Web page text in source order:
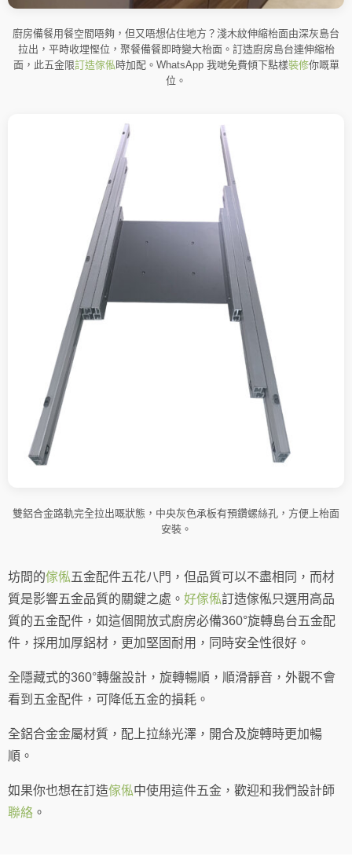
廚房備餐用餐空間唔夠，但又唔想佔住地方？淺木紋伸縮枱面由深灰島台
拉出，平時收埋慳位，聚餐備餐即時變大枱面。訂造廚房島台連伸縮枱
面，此五金限訂造傢俬 時加配。WhatsApp 我哋免費傾下點樣裝修你嘅單
位。
雙鋁合金路軌完全拉出嘅狀態，中央灰色承板有預鑽螺絲孔，方便上枱面
安裝。
坊間的傢俬五金配件五花八門，但品質可以不盡相同，而材
質是影響五金品質的關鍵之處。 好傢俬訂造傢俬只選用高品
質的五金配件，如這個開放式廚房必備360°旋轉島台五金配
件，採用加厚鋁材，更加堅固耐用，同時安全性很好。
全隱藏式的360°轉盤設計，旋轉暢順，順滑靜音，外觀不會
看到五金配件，可降低五金的損耗。
全鋁合金金屬材質，配上拉絲光澤，開合及旋轉時更加暢
順。
如果你也想在訂造傢俬中使用這件五金，歡迎和我們設計師
聯絡 。